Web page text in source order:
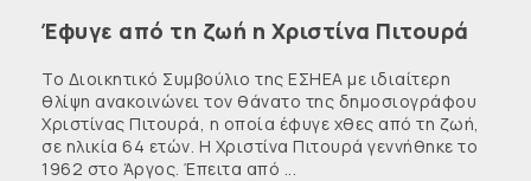
Έφυγε από τη ζωή η Χριστίνα Πιτουρά
Το Διοικητικό Συμβούλιο της ΕΣΗΕΑ με ιδιαίτερη
θλίψη ανακοινώνει τον θάνατο της δημοσιογράφου
Χριστίνας Πιτουρά, η οποία έφυγε χθες από τη ζωή,
σε ηλικία 64 ετών. Η Χριστίνα Πιτουρά γεννήθηκε το
1962 στο Άργος. Έπειτα από ...